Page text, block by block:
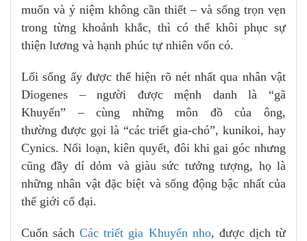
muốn và ý niệm không cần thiết – và sống trọn vẹn
trong từng khoảnh khắc, thì có thể khôi phục sự
thiện lương và hạnh phúc tự nhiên vốn có.
Lối sống ấy được thể hiện rõ nét nhất qua nhân vật
Diogenes – người được mệnh danh là “gã
Khuyển” – cùng những môn đồ của ông,
thường được gọi là “các triết gia-chó”, kunikoi, hay
Cynics. Nổi loạn, kiên quyết, đôi khi gai góc nhưng
cũng đầy dí dỏm và giàu sức tưởng tượng, họ là
những nhân vật đặc biệt và sống động bậc nhất của
thế giới cổ đại.
Cuốn sáchCác triết gia Khuyển nho, được dịch từ